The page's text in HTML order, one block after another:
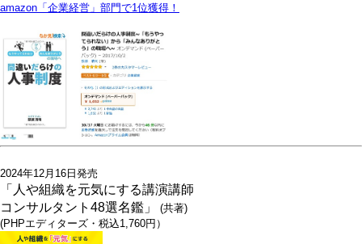
amazon「企業経営」部門で1位獲得！
2024年12月16日発売
「人や組織を元気にする講演講師
コンサルタント48選名鑑」 (共著)
(PHPエディターズ・税込1,760円）